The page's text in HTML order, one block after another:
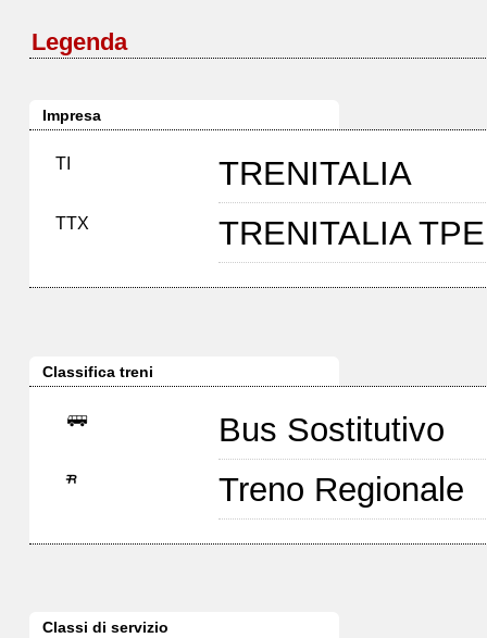
Legenda
Impresa
TI TRENITALIA
TTX TRENITALIA
Classifica treni
Bus Sostitutivo
Treno Regionale
Classi di servizio